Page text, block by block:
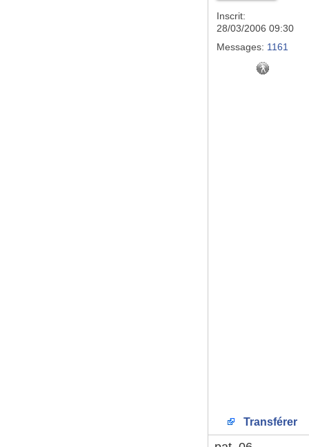
Inscrit:
28/03/2006 09:30
Messages: 1161
Transférer